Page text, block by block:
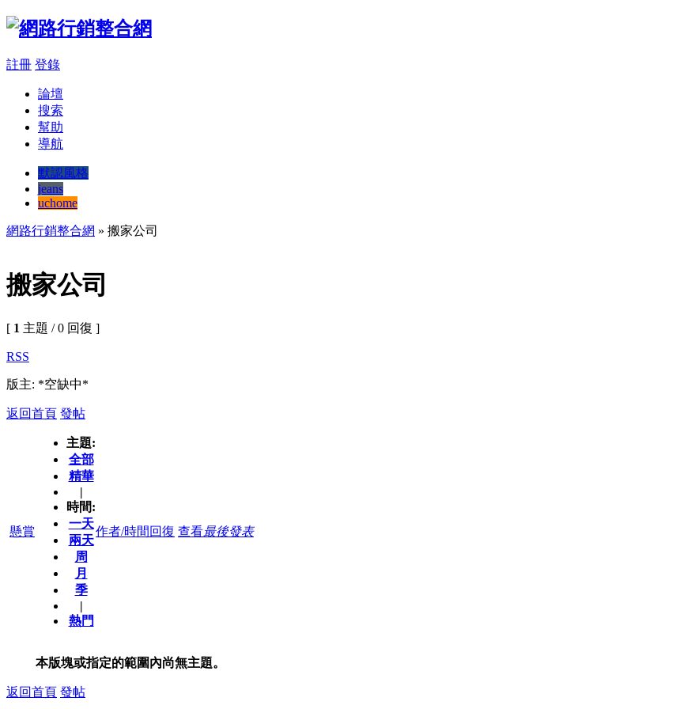
註冊 登錄
論壇
搜索
幫助
導航
默認風格
jeans
uchome
網路行銷整合網 » 搬家公司
搬家公司
[ 1 主題 / 0 回復 ]
RSS
版主: *空缺中*
返回首頁 發帖
懸賞
主題:
全部
精華
|
時間:
一天
兩天
周
月
季
|
熱門
作者/時間 回復 查看最後發表
本版塊或指定的範圍內尚無主題。
返回首頁 發帖